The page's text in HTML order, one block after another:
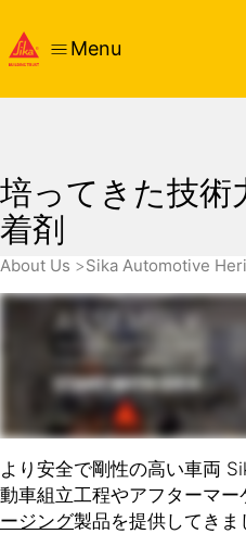
Menu
培ってきた技術
着剤
About Us Sika Automotive
より安全で剛性の高い車両
動車組立工程やアフターマー
ージング製品を提供してき